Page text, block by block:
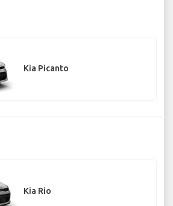
Kia Picanto
Kia Rio